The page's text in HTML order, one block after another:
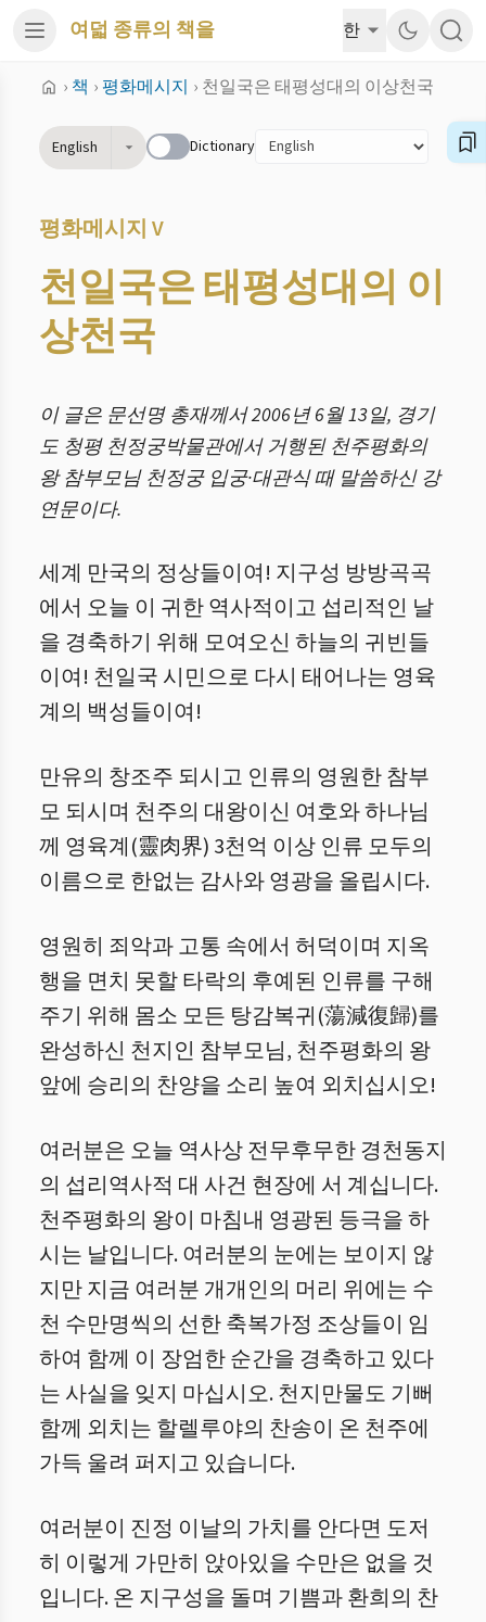
여덟 종류의 책을 한
› 책 ›평화메시지 › 천일국은 태평성대의 이상천국
English Dictionary
평화메시지 V
천일국은 태평성대의 이
상천국
이 글은 문선명 총재께서 2006년 6월 13일, 경기
도 청평 천정궁박물관에서 거행된 천주평화의
왕 참부모님 천정궁 입궁·대관식 때 말씀하신 강
연문이다.
세계 만국의 정상들이여! 지구성 방방곡곡
에서 오늘 이 귀한 역사적이고 섭리적인 날
을 경축하기 위해 모여오신 하늘의 귀빈들
이여! 천일국 시민으로 다시 태어나는 영육
계의 백성들이여!
만유의 창조주 되시고 인류의 영원한 참부
모 되시며 천주의 대왕이신 여호와 하나님
께 영육계(靈肉界) 3천억 이상 인류 모두의
이름으로 한없는 감사와 영광을 올립시다.
영원히 죄악과 고통 속에서 허덕이며 지옥
행을 면치 못할 타락의 후예된 인류를 구해
주기 위해 몸소 모든 탕감복귀(蕩減復歸)를
완성하신 천지인 참부모님, 천주평화의 왕
앞에 승리의 찬양을 소리 높여 외치십시오!
여러분은 오늘 역사상 전무후무한 경천동지
의 섭리역사적 대 사건 현장에 서 계십니다.
천주평화의 왕이 마침내 영광된 등극을 하
시는 날입니다. 여러분의 눈에는 보이지 않
지만 지금 여러분 개개인의 머리 위에는 수
천 수만명씩의 선한 축복가정 조상들이 임
하여 함께 이 장엄한 순간을 경축하고 있다
는 사실을 잊지 마십시오. 천지만물도 기뻐
함께 외치는 할렐루야의 찬송이 온 천주에
가득 울려 퍼지고 있습니다.
여러분이 진정 이날의 가치를 안다면 도저
히 이렇게 가만히 앉아있을 수만은 없을 것
입니다. 온 지구성을 돌며 기쁨과 환희의 찬